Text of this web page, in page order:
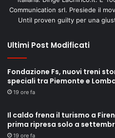
Communication srl. Presiede il
Until proven guilty per una
Ultimi Post Modificati
Fondazione Fs, nuovi treni
speciali tra Piemonte e
19 ore fa
Il caldo frena il turismo a
prima ripresa solo a
19 ore fa